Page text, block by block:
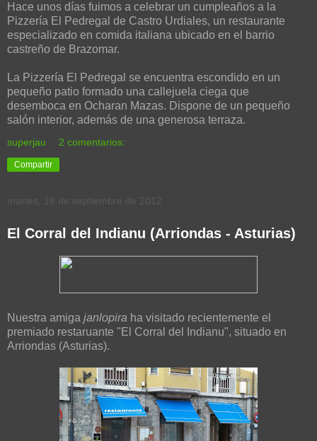
Hace unos días fuimos a celebrar un cumpleaños a la
Pizzería El Pedregal de Castro Urdiales, un restaurante
especializado en comida italiana ubicado en el barrio
castreño de Brazomar.
La Pizzería El Pedregal se encuentra escondido en un
pequeño patio formado una callejuela ciega que
desemboca en Ocharan Mazas. Dispone de un pequeño
salón interior, además de una generosa terraza.
superjau 2 comentarios:
Compartir
martes, 18 de septiembre de 2012
El Corral del Indianu (Arriondas - Asturias)
Nuestra amiga janlopira ha visitado recientemente el
premiado restaruante "El Corral del Indianu", situado en
Arriondas (Asturias).